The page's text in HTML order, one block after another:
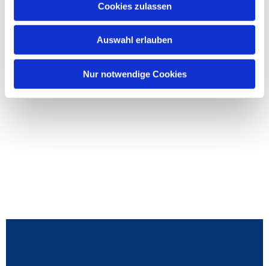
Cookies zulassen
Auswahl erlauben
Nur notwendige Cookies